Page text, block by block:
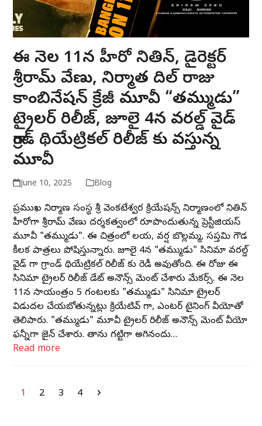
ఈ నెల 11న హీరో నితిన్, డైరెక్టర్
శ్రీరామ్ వేణు, నిర్మాత దిల్ రాజు
కాంబినేషన్ క్రేజీ మూవీ “తమ్ముడు”
ట్రైలర్ రిలీజ్, జూలై 4న వరల్డ్ వైడ్
గ్రాండ్ థియేట్రికల్ రిలీజ్ కు వస్తున్న
మూవీ
June 10, 2025 Blog
ప్రముఖ నిర్మాణ సంస్థ శ్రీ వెంకటేశ్వర క్రియేషన్స్ నిర్మాణంలో నితిన్
హీరోగా శ్రీరామ్ వేణు దర్శకత్వంలో రూపొందుతున్న ప్రెస్టీజియస్
మూవీ "తమ్ముడు". ఈ చిత్రంలో లయ, వర్ష బొల్లమ్మ, సప్తమి గౌడ
కీలక పాత్రలు పోషిస్తున్నారు. జూలై 4న "తమ్ముడు" సినిమా వరల్డ్
వైడ్ గా గ్రాండ్ థియేట్రికల్ రిలీజ్ కు రెడీ అవుతోంది. ఈ రోజు ఈ
సినిమా ట్రైలర్ రిలీజ్ డేట్ అనౌన్స్ మెంట్ చేశారు మేకర్స్. ఈ నెల
11న సాయంత్రం 5 గంటలకు "తమ్ముడు" సినిమా ట్రైలర్
విడుదల చేయబోతున్నట్లు క్రియేటివ్ గా, ఎంటర్ టైనింగ్ వీడియోతో
తెలిపారు. "తమ్ముడు" మూవీ ట్రైలర్ రిలీజ్ అనౌన్స్ మెంట్ వీడియో
ఫన్నీగా డిజైన్ చేశారు. తాను గట్టిగా అడిగినందు…
Read more
Page
1 Page
2 Page
3 Page
4 Next